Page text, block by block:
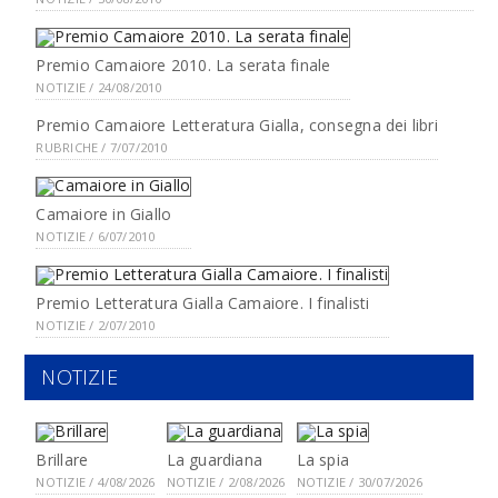
Premio Camaiore 2010. La serata finale
NOTIZIE / 24/08/2010
Premio Camaiore Letteratura Gialla, consegna dei libri
RUBRICHE / 7/07/2010
Camaiore in Giallo
NOTIZIE / 6/07/2010
Premio Letteratura Gialla Camaiore. I finalisti
NOTIZIE / 2/07/2010
NOTIZIE
Brillare
NOTIZIE / 4/08/2026
La guardiana
NOTIZIE / 2/08/2026
La spia
NOTIZIE / 30/07/2026